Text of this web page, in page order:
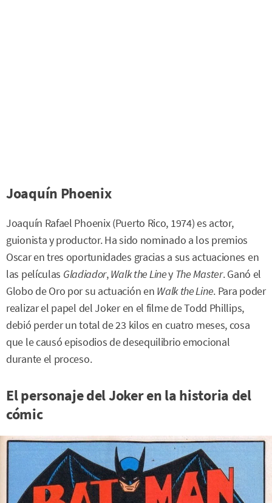
Joaquín Phoenix
Joaquín Rafael Phoenix (Puerto Rico, 1974) es actor,
guionista y productor. Ha sido nominado a los premios
Oscar en tres oportunidades gracias a sus actuaciones en
las películas Gladiador,Walk the Liney The Master. Ganó el
Globo de Oro por su actuación en Walk the Line. Para poder
realizar el papel del Joker en el filme de Todd Phillips,
debió perder un total de 23 kilos en cuatro meses, cosa
que le causó episodios de desequilibrio emocional
durante el proceso.
El personaje del Joker en la historia del
cómic